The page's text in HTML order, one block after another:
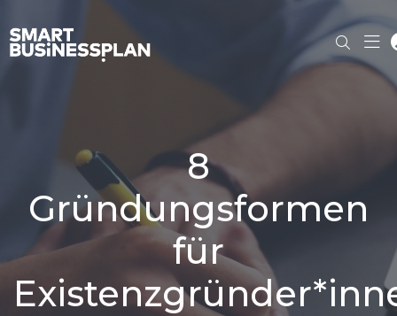
8
Gründungsformen
für